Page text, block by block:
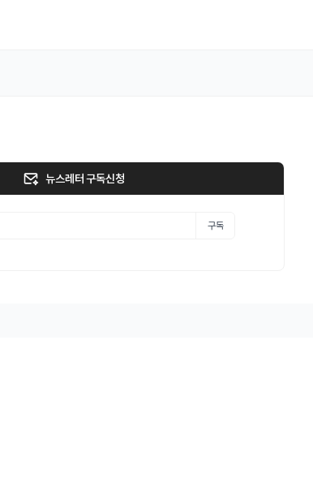
뉴스레터 구독신청
구독